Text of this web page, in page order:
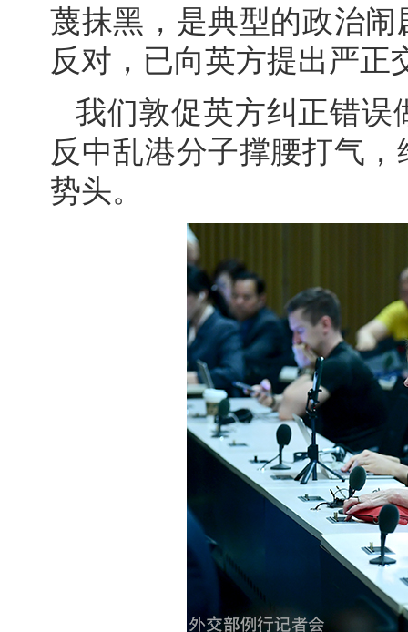
蔑抹黑，是典型的政治
反对，已向英方提出严正
我们敦促英方纠正错误
反中乱港分子撑腰打气
势头。